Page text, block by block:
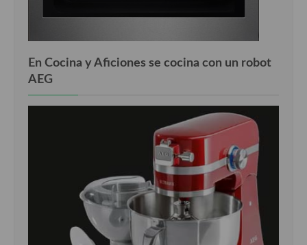
En Cocina y Aficiones se cocina con un robot
AEG